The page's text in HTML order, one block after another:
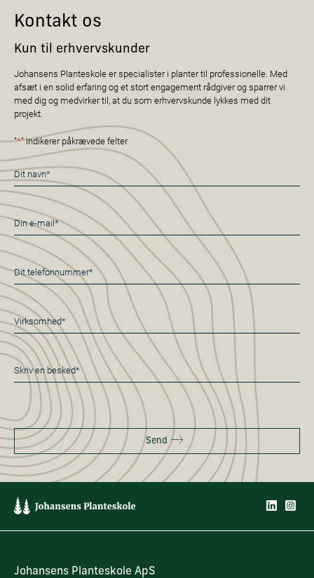
Kontakt os
Kun til erhvervskunder
Johansens Planteskole er specialister i planter til professionelle. Med
afsæt i en solid erfaring og et stort engagement rådgiver og sparrer vi
med dig og medvirker til, at du som erhvervskunde lykkes med dit
projekt.
"*" indikerer påkrævede felter
Navn
*
E-
mail
*
Telefon
*
Virksomhed
*
Besked
*
Send
Johansens Planteskole ApS